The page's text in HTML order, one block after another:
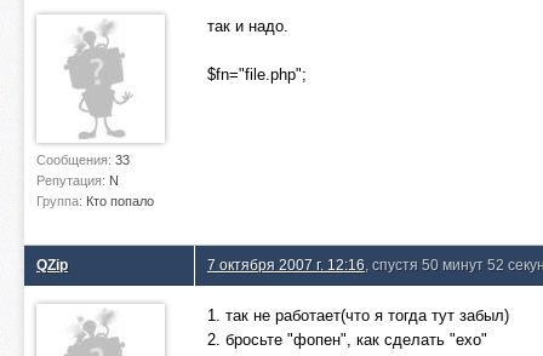
Сообщения: 33
Репутация: N
Группа: Кто попало
так и надо.
$fn="file.php";
QZip 7 октября 2007 г. 12:16 , спустя 50 минут 52
1. так не работает(что я тогда тут забыл)
2. бросьте "фопен", как сделать "ехо"